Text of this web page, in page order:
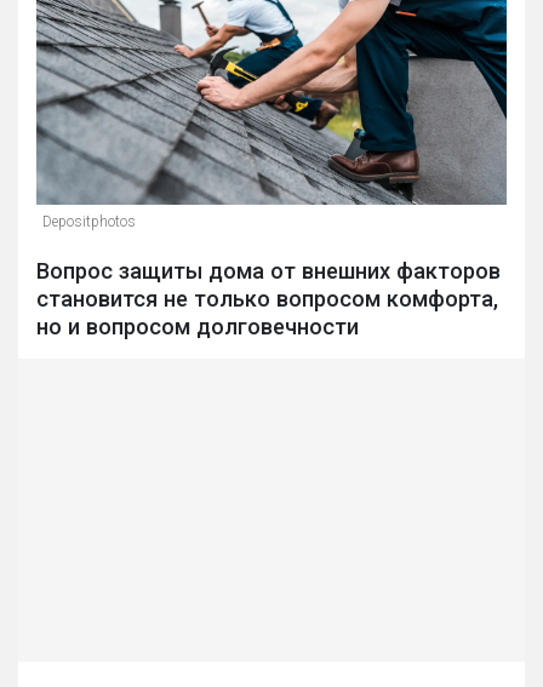
Depositphotos
Вопрос защиты дома от внешних факторов
становится не только вопросом комфорта,
но и вопросом долговечности